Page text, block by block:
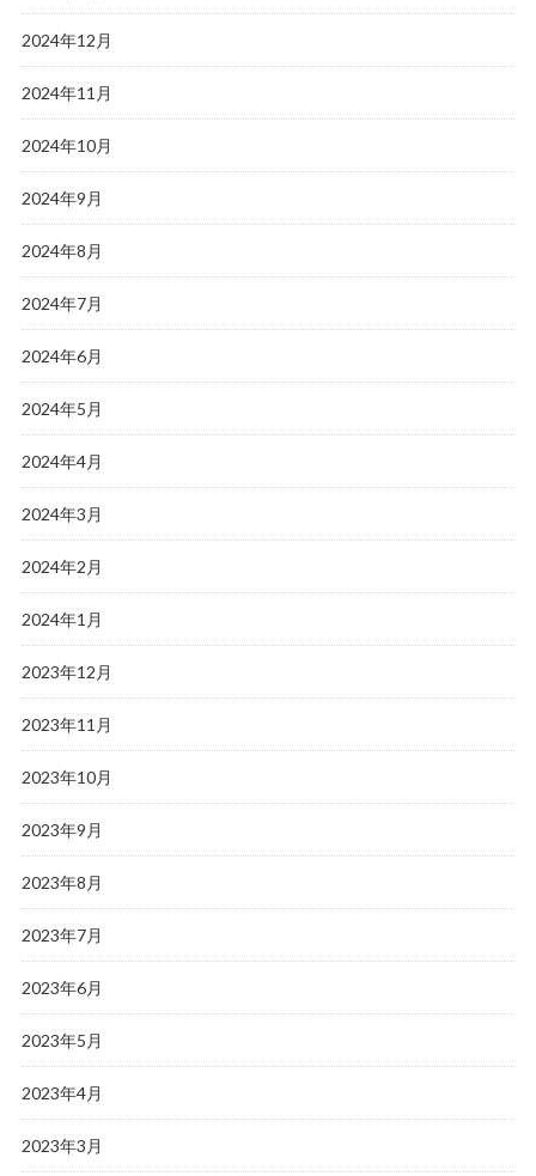
2024年12月
2024年11月
2024年10月
2024年9月
2024年8月
2024年7月
2024年6月
2024年5月
2024年4月
2024年3月
2024年2月
2024年1月
2023年12月
2023年11月
2023年10月
2023年9月
2023年8月
2023年7月
2023年6月
2023年5月
2023年4月
2023年3月